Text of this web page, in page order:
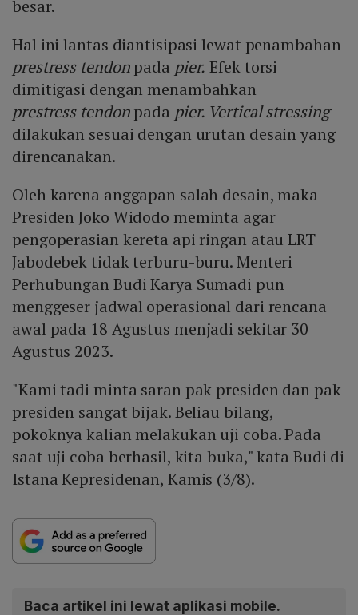
besar.
Hal ini lantas diantisipasi lewat penambahan
prestress tendonpada pier. Efek torsi
dimitigasi dengan menambahkan
prestress tendonpada pier. Vertical stressing
dilakukan sesuai dengan urutan desain yang
direncanakan.
Oleh karena anggapan salah desain, maka
Presiden Joko Widodo meminta agar
pengoperasian kereta api ringan atau LRT
Jabodebek tidak terburu-buru. Menteri
Perhubungan Budi Karya Sumadi pun
menggeser jadwal operasional dari rencana
awal pada 18 Agustus menjadi sekitar 30
Agustus 2023.
"Kami tadi minta saran pak presiden dan pak
presiden sangat bijak. Beliau bilang,
pokoknya kalian melakukan uji coba. Pada
saat uji coba berhasil, kita buka," kata Budi di
Istana Kepresidenan, Kamis (3/8).
Baca artikel ini lewat aplikasi mobile.